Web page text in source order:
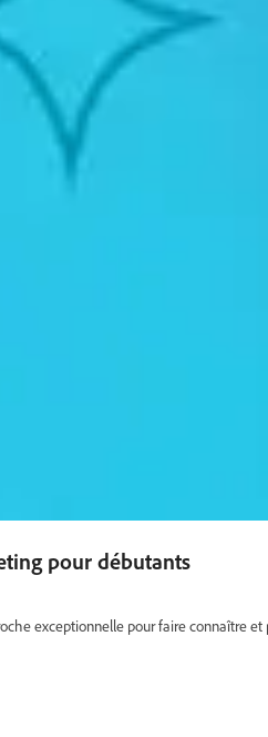
pour débutants
exceptionnelle pour faire connaître